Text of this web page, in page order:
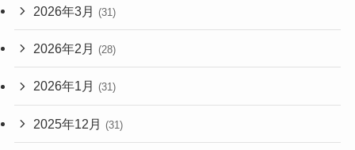
2026年3月 (31)
2026年2月 (28)
2026年1月 (31)
2025年12月 (31)